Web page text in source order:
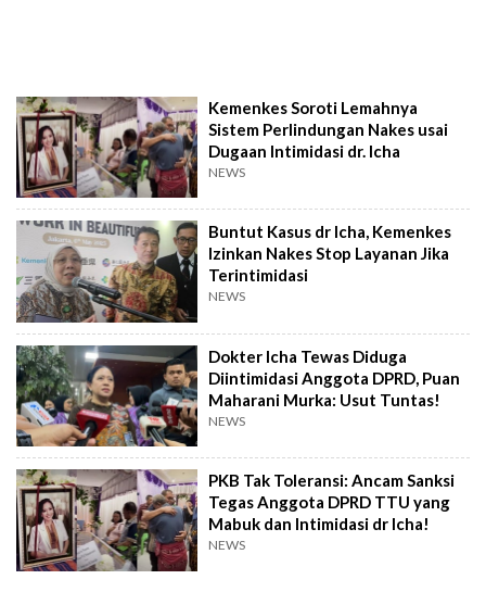
Kemenkes Soroti Lemahnya
Sistem Perlindungan Nakes usai
Dugaan Intimidasi dr. Icha
NEWS
Buntut Kasus dr Icha, Kemenkes
Izinkan Nakes Stop Layanan Jika
Terintimidasi
NEWS
Dokter Icha Tewas Diduga
Diintimidasi Anggota DPRD, Puan
Maharani Murka: Usut Tuntas!
NEWS
PKB Tak Toleransi: Ancam Sanksi
Tegas Anggota DPRD TTU yang
Mabuk dan Intimidasi dr Icha!
NEWS